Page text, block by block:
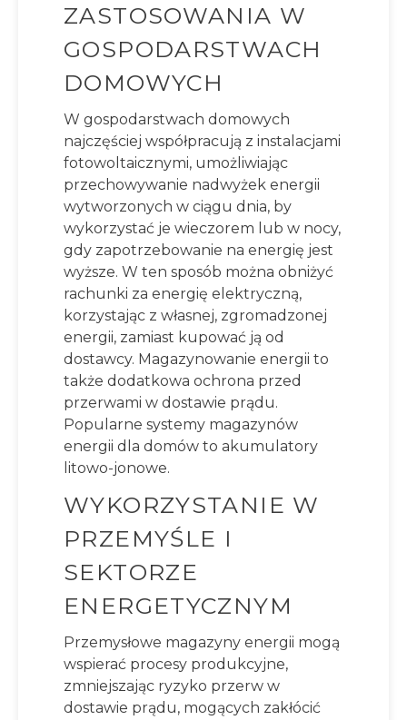
ZASTOSOWANIA W
GOSPODARSTWACH
DOMOWYCH
W gospodarstwach domowych
najczęściej współpracują z instalacjami
fotowoltaicznymi, umożliwiając
przechowywanie nadwyżek energii
wytworzonych w ciągu dnia, by
wykorzystać je wieczorem lub w nocy,
gdy zapotrzebowanie na energię jest
wyższe. W ten sposób można obniżyć
rachunki za energię elektryczną,
korzystając z własnej, zgromadzonej
energii, zamiast kupować ją od
dostawcy. Magazynowanie energii to
także dodatkowa ochrona przed
przerwami w dostawie prądu.
Popularne systemy magazynów
energii dla domów to akumulatory
litowo-jonowe.
WYKORZYSTANIE W
PRZEMYŚLE I
SEKTORZE
ENERGETYCZNYM
Przemysłowe magazyny energii mogą
wspierać procesy produkcyjne,
zmniejszając ryzyko przerw w
dostawie prądu, mogących zakłócić